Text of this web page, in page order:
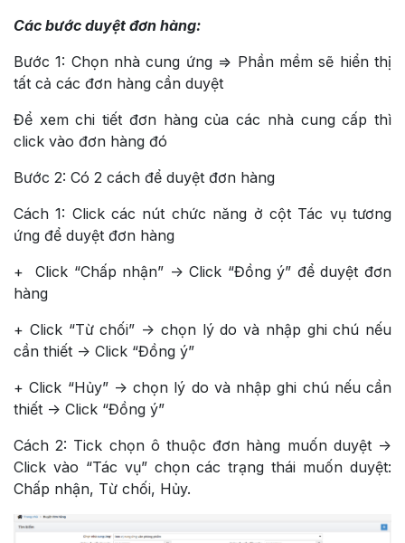
Các bước duyệt đơn hàng:
Bước 1: Chọn nhà cung ứng => Phần mềm sẽ hiển thị
tất cả các đơn hàng cần duyệt
Để xem chi tiết đơn hàng của các nhà cung cấp thì
click vào đơn hàng đó
Bước 2: Có 2 cách để duyệt đơn hàng
Cách 1: Click các nút chức năng ở cột Tác vụ tương
ứng để duyệt đơn hàng
+ Click “Chấp nhận” -> Click “Đồng ý” để duyệt đơn
hàng
+ Click “Từ chối” -> chọn lý do và nhập ghi chú nếu
cần thiết -> Click “Đồng ý”
+ Click “Hủy” -> chọn lý do và nhập ghi chú nếu cần
thiết -> Click “Đồng ý”
Cách 2: Tick chọn ô thuộc đơn hàng muốn duyệt ->
Click vào “Tác vụ” chọn các trạng thái muốn duyệt:
Chấp nhận, Từ chối, Hủy.